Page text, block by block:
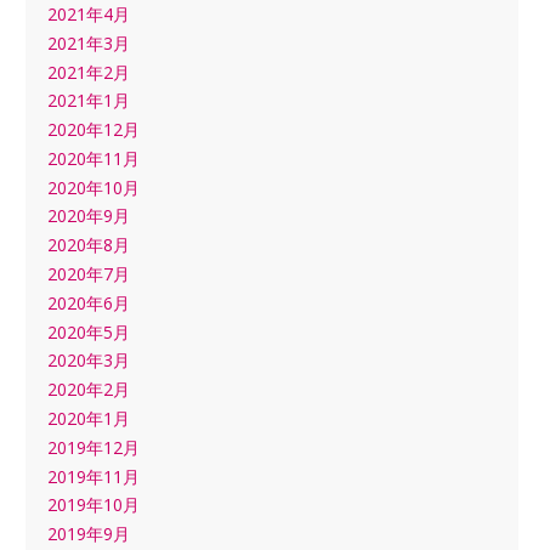
2021年4月
2021年3月
2021年2月
2021年1月
2020年12月
2020年11月
2020年10月
2020年9月
2020年8月
2020年7月
2020年6月
2020年5月
2020年3月
2020年2月
2020年1月
2019年12月
2019年11月
2019年10月
2019年9月